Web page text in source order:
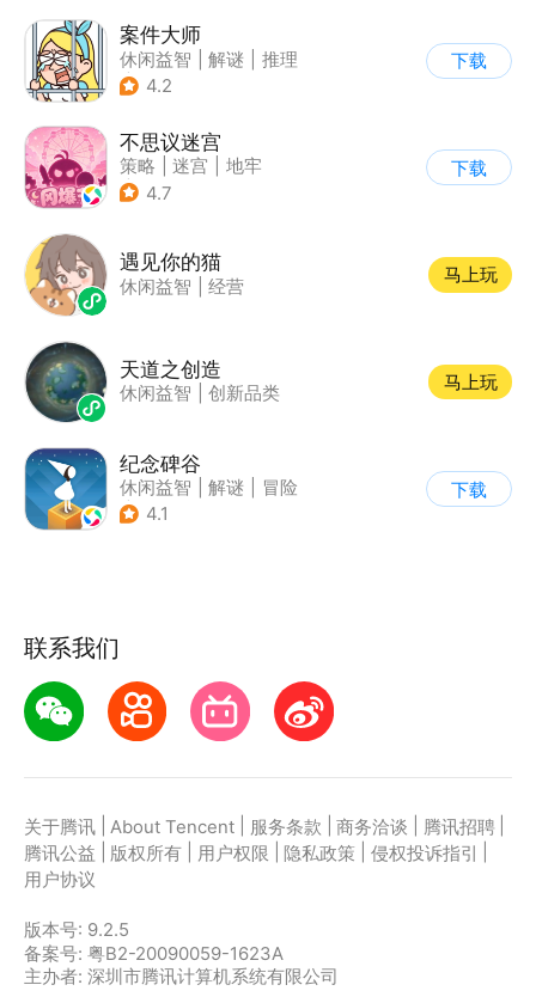
案件大师
休闲益智 解谜
推理
| 卡通
4.2
下载
不思议迷宫
策略 迷宫
地牢
| 史莱姆
4.7
下载
遇见你的猫
休闲益智 经营
马上玩
天道之创造
休闲益智 创新品类
马上玩
纪念碑谷
休闲益智 解谜
冒险
| 治愈
4.1
下载
联系我们
关于腾讯 About Tencent 服务条款 商务洽谈 腾讯招聘
腾讯公益
版权所有 用户权限 隐私政策 侵权投诉指引
用户协议
版本号: 9.2.5
备案号: 粤B2-20090059-1623A
主办者: 深圳市腾讯计算机系统有限公司